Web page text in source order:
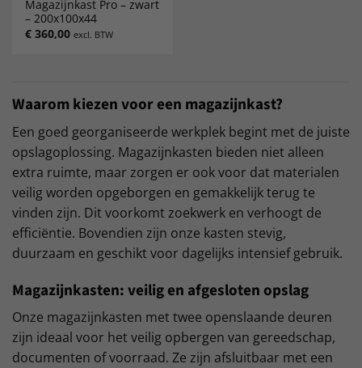
Magazijnkast Pro – zwart
– 200x100x44
€ 360,00 excl. BTW
Waarom kiezen voor een magazijnkast?
Een goed georganiseerde werkplek begint met de juiste
opslagoplossing. Magazijnkasten bieden niet alleen
extra ruimte, maar zorgen er ook voor dat materialen
veilig worden opgeborgen en gemakkelijk terug te
vinden zijn. Dit voorkomt zoekwerk en verhoogt de
efficiëntie. Bovendien zijn onze kasten stevig,
duurzaam en geschikt voor dagelijks intensief gebruik.
Magazijnkasten: veilig en afgesloten opslag
Onze magazijnkasten met twee openslaande deuren
zijn ideaal voor het veilig opbergen van gereedschap,
documenten of voorraad. Ze zijn afsluitbaar met een